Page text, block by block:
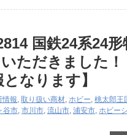
国鉄24系24形
ただきました！
なります】
情報, 取り扱い商材, ホビー, 桃太郎王
谷市, 市川市, 流山市, 浦安市, ホビー